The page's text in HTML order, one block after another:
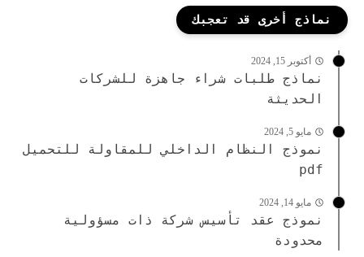
نماذج أخرى قد تعجبك
أكتوبر 15, 2024
نماذج طلبات شراء جاهزة للشركات
الحديثة
مايو 5, 2024
نموذج النظام الداخلي للمقاولة للتحميل
pdf
مايو 14, 2024
نموذج عقد تأسيس شركة ذات مسؤولية
محدودة